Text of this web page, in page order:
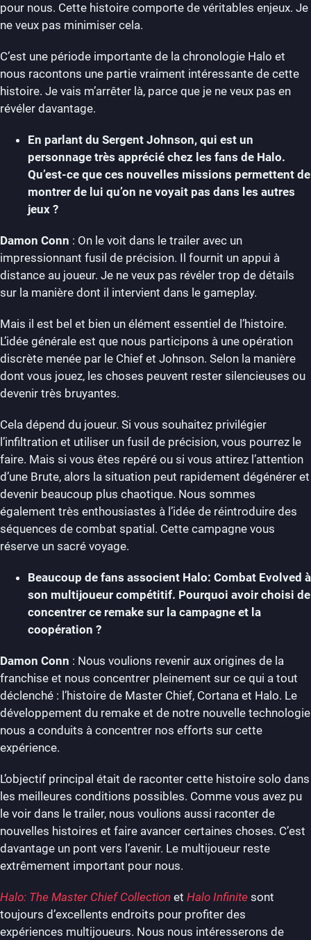
pour nous. Cette histoire comporte de véritables enjeux. Je
ne veux pas minimiser cela.
C’est une période importante de la chronologie Halo et
nous racontons une partie vraiment intéressante de cette
histoire. Je vais m’arrêter là, parce que je ne veux pas en
révéler davantage.
En parlant du Sergent Johnson, qui est un
personnage très apprécié chez les fans de Halo.
Qu’est-ce que ces nouvelles missions permettent de
montrer de lui qu’on ne voyait pas dans les autres
jeux ?
Damon Conn : On le voit dans le trailer avec un
impressionnant fusil de précision. Il fournit un appui à
distance au joueur. Je ne veux pas révéler trop de détails
sur la manière dont il intervient dans le gameplay.
Mais il est bel et bien un élément essentiel de l’histoire.
L’idée générale est que nous participons à une opération
discrète menée par le Chief et Johnson. Selon la manière
dont vous jouez, les choses peuvent rester silencieuses ou
devenir très bruyantes.
Cela dépend du joueur. Si vous souhaitez privilégier
l’infiltration et utiliser un fusil de précision, vous pourrez le
faire. Mais si vous êtes repéré ou si vous attirez l’attention
d’une Brute, alors la situation peut rapidement dégénérer et
devenir beaucoup plus chaotique. Nous sommes
également très enthousiastes à l’idée de réintroduire des
séquences de combat spatial. Cette campagne vous
réserve un sacré voyage.
Beaucoup de fans associent Halo: Combat Evolved à
son multijoueur compétitif. Pourquoi avoir choisi de
concentrer ce remake sur la campagne et la
coopération ?
Damon Conn : Nous voulions revenir aux origines de la
franchise et nous concentrer pleinement sur ce qui a tout
déclenché : l’histoire de Master Chief, Cortana et Halo. Le
développement du remake et de notre nouvelle technologie
nous a conduits à concentrer nos efforts sur cette
expérience.
L’objectif principal était de raconter cette histoire solo dans
les meilleures conditions possibles. Comme vous avez pu
le voir dans le trailer, nous voulions aussi raconter de
nouvelles histoires et faire avancer certaines choses. C’est
davantage un pont vers l’avenir. Le multijoueur reste
extrêmement important pour nous.
Halo: The Master Chief Collection et Halo Infinite sont
toujours d’excellents endroits pour profiter des
expériences multijoueurs. Nous nous intéresserons de